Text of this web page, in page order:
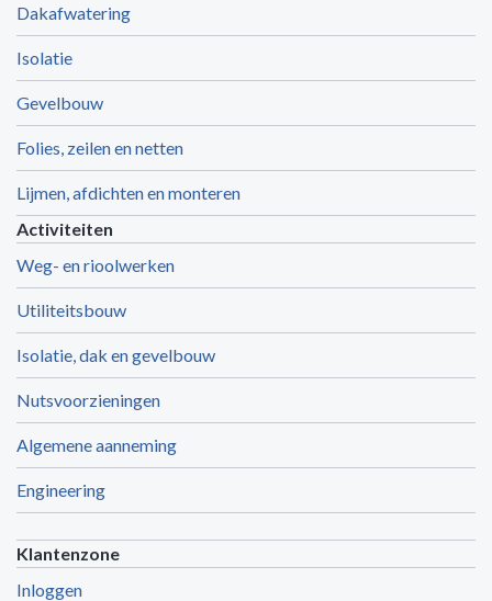
Dakafwatering
Isolatie
Gevelbouw
Folies, zeilen en netten
Lijmen, afdichten en monteren
Activiteiten
Weg- en rioolwerken
Utiliteitsbouw
Isolatie, dak en gevelbouw
Nutsvoorzieningen
Algemene aanneming
Engineering
Klantenzone
Inloggen